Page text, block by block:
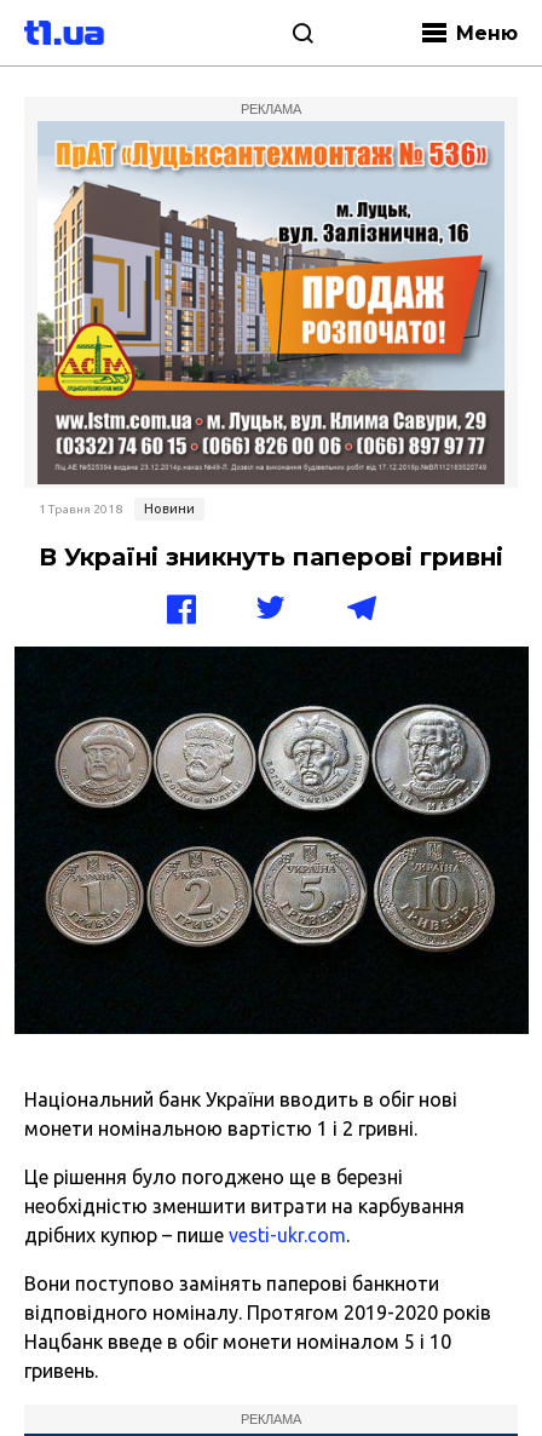
Меню
РЕКЛАМА
1 Травня 2018 Новини
В Україні зникнуть паперові гривні
Національний банк України вводить в обіг нові
монети номінальною вартістю 1 і 2 гривні.
Це рішення було погоджено ще в березні
необхідністю зменшити витрати на карбування
дрібних купюр – пише vesti-ukr.com.
Вони поступово замінять паперові банкноти
відповідного номіналу. Протягом 2019-2020 років
Нацбанк введе в обіг монети номіналом 5 і 10
гривень.
РЕКЛАМА